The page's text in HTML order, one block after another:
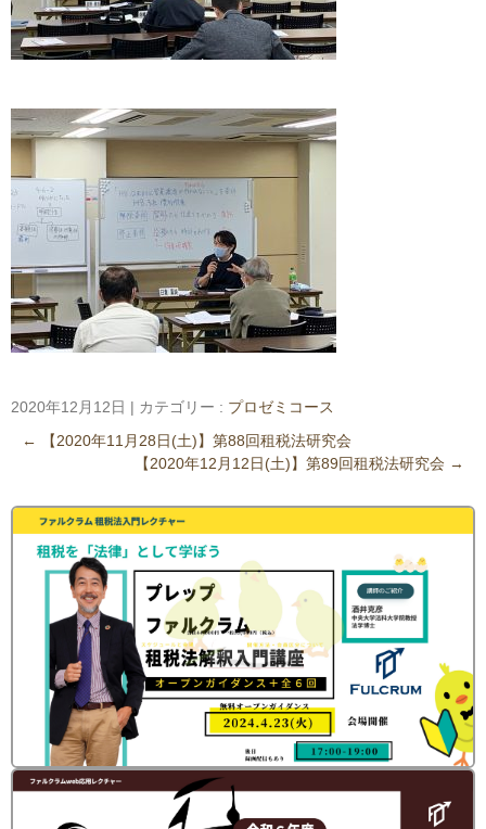
2020年12月12日 | カテゴリー : プロゼミコース
←
【2020年11月28日(土)】第88回租税法研究会
【2020年12月12日(土)】第89回租税法研究会 →